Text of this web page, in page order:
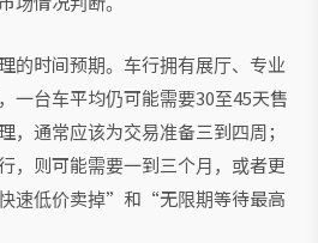
的时间预期。车行拥有展厅、专业
一台车平均仍可能需要30至45天售
，通常应该为交易准备三到四周；
，则可能需要一到三个月，或者更
速低价卖掉”和“无限期等待最高